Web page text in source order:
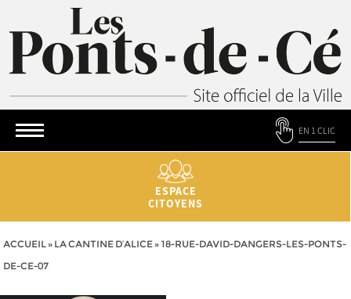
EN 1 CLIC
ESPACE
CITOYENS
ACCUEIL» LA CANTINE D’ALICE» 18-RUE-DAVID-DANGERS-LES-PONTS-
DE-CE-07